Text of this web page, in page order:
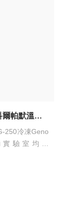
HG-250 (原spex1200c)Cole-parmer科爾帕默溫控型組織研磨機
250冷凍Geno
驗室均化
小瓶有效地
习ǚN子、